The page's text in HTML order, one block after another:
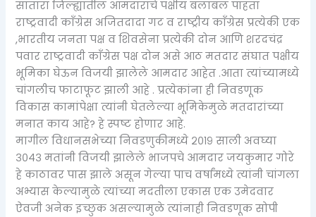
सातारा जिल्ह्यातील आमदारांचे पक्षीय बलाबल पाहता
राष्ट्रवादी काँग्रेस अजितदादा गट व राष्ट्रीय काँग्रेस प्रत्येकी एक
,भारतीय जनता पक्ष व शिवसेना प्रत्येकी दोन आणि शरदचंद्र
पवार राष्ट्रवादी काँग्रेस पक्ष दोन असे आठ मतदार संघात पक्षीय
भूमिका घेऊन विजयी झालेले आमदार आहेत .आता त्यांच्यामध्ये
चांगलीच फाटाफूट झाली आहे . प्रत्येकांना ही निवडणूक
विकास कामांपेक्षा त्यांनी घेतलेल्या भूमिकेमुळे मतदारांच्या
मनात काय आहे? हे स्पष्ट होणार आहे.
मागील विधानसभेच्या निवडणुकीमध्ये २०१९ साली अवघ्या
३०४३ मतांनी विजयी झालेले भाजपचे आमदार जयकुमार गोरे
हे काठावर पास झाले असून गेल्या पाच वर्षांमध्ये त्यांनी चांगला
अभ्यास केल्यामुळे त्यांच्या मदतीला एकास एक उमेदवार
ऐवजी अनेक इच्छुक असल्यामुळे त्यांनाही निवडणूक सोपी